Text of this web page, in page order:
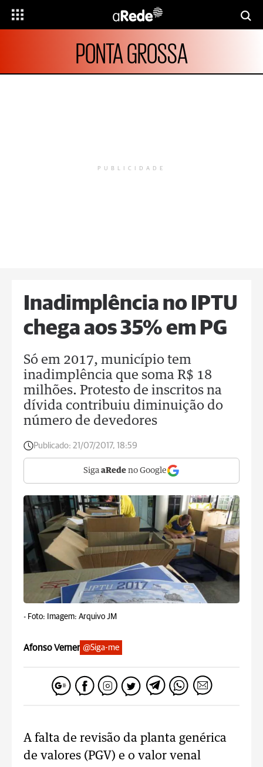
PONTA GROSSA
PUBLICIDADE
Inadimplência no IPTU
chega aos 35% em PG
Só em 2017, município tem
inadimplência que soma R$ 18
milhões. Protesto de inscritos na
dívida contribuiu diminuição do
número de devedores
Publicado: 21/07/2017, 18:59
Siga aRede no Google
- Foto: Imagem: Arquivo JM
Afonso Verner @Siga-me
A falta de revisão da planta genérica
de valores (PGV) e o valor venal